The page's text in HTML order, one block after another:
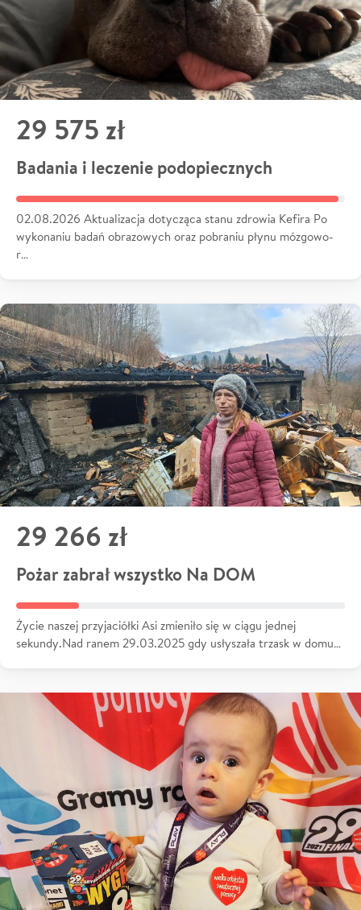
29 575 zł
Badania i leczenie podopiecznych
02.08.2026 Aktualizacja dotycząca stanu zdrowia Kefira Po
wykonaniu badań obrazowych oraz pobraniu płynu mózgowo-
r…
29 266 zł
Pożar zabrał wszystko Na DOM
Życie naszej przyjaciółki Asi zmieniło się w ciągu jednej
sekundy.Nad ranem 29.03.2025 gdy usłyszała trzask w domu…